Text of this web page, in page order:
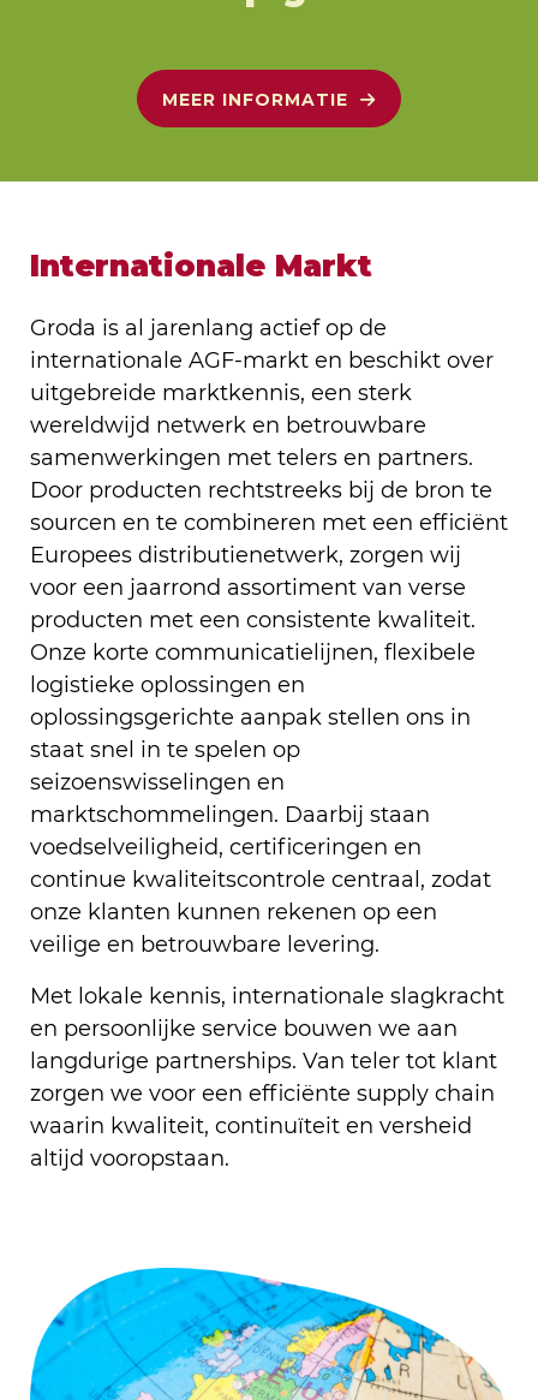
MEER INFORMATIE
Internationale Markt
Groda is al jarenlang actief op de
internationale AGF-markt en beschikt over
uitgebreide marktkennis, een sterk
wereldwijd netwerk en betrouwbare
samenwerkingen met telers en partners.
Door producten rechtstreeks bij de bron te
sourcen en te combineren met een efficiënt
Europees distributienetwerk, zorgen wij
voor een jaarrond assortiment van verse
producten met een consistente kwaliteit.
Onze korte communicatielijnen, flexibele
logistieke oplossingen en
oplossingsgerichte aanpak stellen ons in
staat snel in te spelen op
seizoenswisselingen en
marktschommelingen. Daarbij staan
voedselveiligheid, certificeringen en
continue kwaliteitscontrole centraal, zodat
onze klanten kunnen rekenen op een
veilige en betrouwbare levering.
Met lokale kennis, internationale slagkracht
en persoonlijke service bouwen we aan
langdurige partnerships. Van teler tot klant
zorgen we voor een efficiënte supply chain
waarin kwaliteit, continuïteit en versheid
altijd vooropstaan.